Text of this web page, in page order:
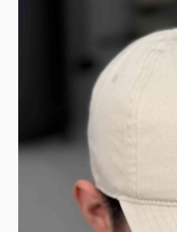
АКСЕССУАРЫ